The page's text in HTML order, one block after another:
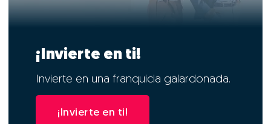
¡Invierte en ti!
Invierte en una franquicia galardonada.
¡Invierte en ti!